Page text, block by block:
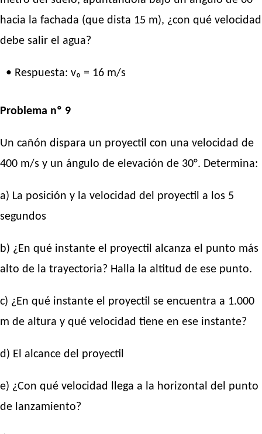
hacia la fachada (que dista 15 m), ¿con qué velocidad
debe salir el agua?
• Respuesta: v₀ = 16 m/s
Problema nº 9
Un cañón dispara un proyectil con una velocidad de
400 m/s y un ángulo de elevación de 30°. Determina:
a) La posición y la velocidad del proyectil a los 5
segundos
b) ¿En qué instante el proyectil alcanza el punto más
alto de la trayectoria? Halla la altitud de ese punto.
c) ¿En qué instante el proyectil se encuentra a 1.000
m de altura y qué velocidad tiene en ese instante?
d) El alcance del proyectil
e) ¿Con qué velocidad llega a la horizontal del punto
de lanzamiento?